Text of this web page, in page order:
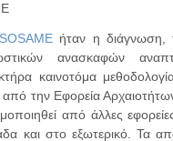
SOSAMEήταν η διάγνωση,
ανασκαφών
καινοτόμα
από την Εφορεία
από άλλες
και στο εξωτερικό. Τα